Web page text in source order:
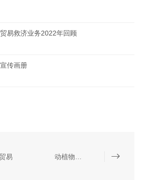
易救济业务2022年回顾
传画册
易